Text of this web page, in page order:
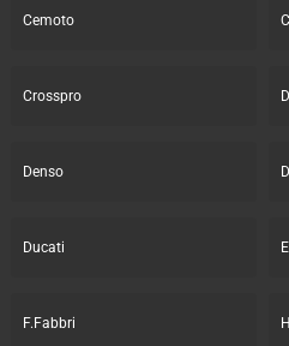
Cemoto
Crosspro
Denso
Ducati
F.Fabbri